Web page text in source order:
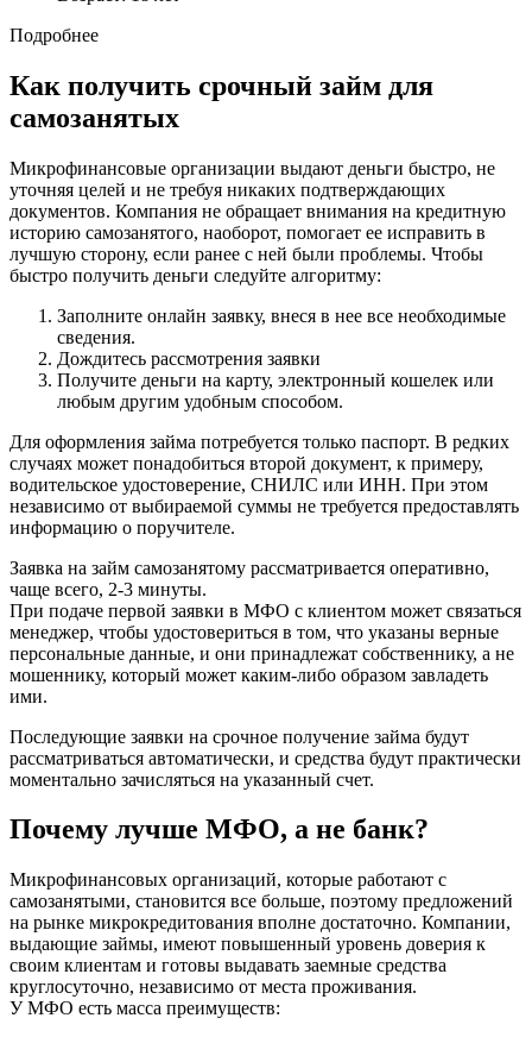
Подробнее
Как получить срочный займ для
самозанятых
Микрофинансовые организации выдают деньги быстро, не
уточняя целей и не требуя никаких подтверждающих
документов. Компания не обращает внимания на кредитную
историю самозанятого, наоборот, помогает ее исправить в
лучшую сторону, если ранее с ней были проблемы. Чтобы
быстро получить деньги следуйте алгоритму:
Заполните онлайн заявку, внеся в нее все необходимые
сведения.
Дождитесь рассмотрения заявки
Получите деньги на карту, электронный кошелек или
любым другим удобным способом.
Для оформления займа потребуется только паспорт. В редких
случаях может понадобиться второй документ, к примеру,
водительское удостоверение, СНИЛС или ИНН. При этом
независимо от выбираемой суммы не требуется предоставлять
информацию о поручителе.
Заявка на займ самозанятому рассматривается оперативно,
чаще всего, 2-3 минуты.
При подаче первой заявки в МФО с клиентом может связаться
менеджер, чтобы удостовериться в том, что указаны верные
персональные данные, и они принадлежат собственнику, а не
мошеннику, который может каким-либо образом завладеть
ими.
Последующие заявки на срочное получение займа будут
рассматриваться автоматически, и средства будут практически
моментально зачисляться на указанный счет.
Почему лучше МФО, а не банк?
Микрофинансовых организаций, которые работают с
самозанятыми, становится все больше, поэтому предложений
на рынке микрокредитования вполне достаточно. Компании,
выдающие займы, имеют повышенный уровень доверия к
своим клиентам и готовы выдавать заемные средства
круглосуточно, независимо от места проживания.
У МФО есть масса преимуществ: